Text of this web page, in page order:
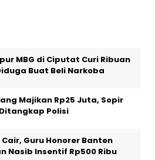
MBG di Ciputat Curi Ribuan
Buat Beli Narkoba
Majikan Rp25 Juta, Sopir
Polisi
Guru Honorer Banten
Nasib Insentif Rp500 Ribu